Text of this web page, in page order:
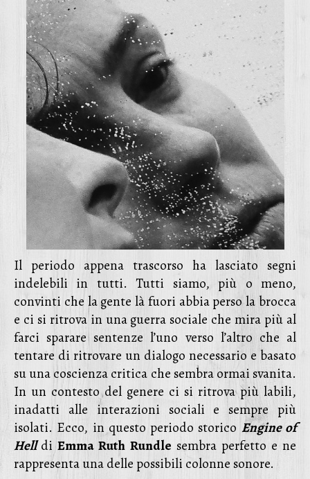
Il periodo appena trascorso ha lasciato segni
indelebili in tutti. Tutti siamo, più o meno,
convinti che la gente là fuori abbia perso la brocca
e ci si ritrova in una guerra sociale che mira più al
farci sparare sentenze l’uno verso l’altro che al
tentare di ritrovare un dialogo necessario e basato
su una coscienza critica che sembra ormai svanita.
In un contesto del genere ci si ritrova più labili,
inadatti alle interazioni sociali e sempre più
isolati. Ecco, in questo periodo storico Engine of
Hell diEmma Ruth Rundle sembra perfetto e ne
rappresenta una delle possibili colonne sonore.